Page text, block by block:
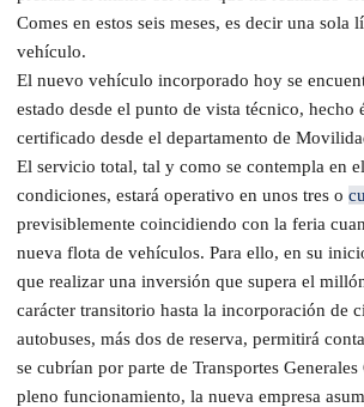
Comes en estos seis meses, es decir una sola
vehículo.
El nuevo vehículo incorporado hoy se
estado desde el punto de vista técnico, hecho
certificado desde el departamento de
El servicio total, tal y como se contempla en
condiciones, estará operativo en unos tres o
previsiblemente coincidiendo con la feria
nueva flota de vehículos. Para ello, en su
que realizar una inversión que supera el
carácter transitorio hasta la incorporación de
autobuses, más dos de reserva, permitirá
se cubrían por parte de Transportes
pleno funcionamiento, la nueva empresa